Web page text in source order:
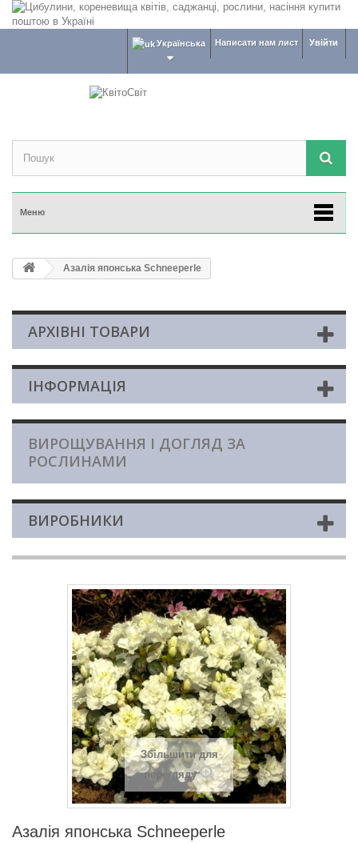
Увійти
Написати нам лист
Українська
Меню
Азалія японська Schneeperle
АРХІВНІ ТОВАРИ
ІНФОРМАЦІЯ
ВИРОЩУВАННЯ І ДОГЛЯД ЗА
РОСЛИНАМИ
ВИРОБНИКИ
Збільшити для
перегляду
Азалія японська Schneeperle